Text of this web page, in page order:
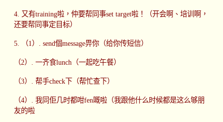
4. 又有training啦，仲要帮同事set target啦！（开会啊、培训啊，
还要帮同事定目标）
5. （1）. send個message畀你（给你传短信）
（2）. 一齐食lunch（一起吃午餐）
（3）. 帮手check下（帮忙查下）
（4）. 我同佢几时都咁fen嘅啦（我跟他什么时候都是这么够朋
友的啦